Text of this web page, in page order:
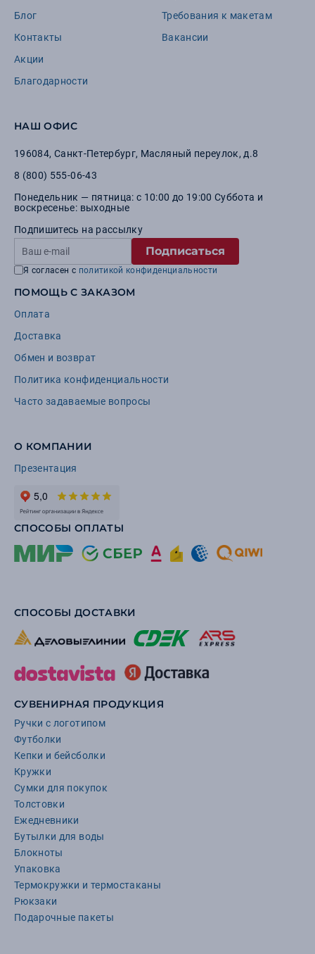
Блог
Контакты
Акции
Благодарности
Требования к макетам
Вакансии
НАШ ОФИС
196084, Санкт-Петербург, Масляный переулок, д.8
8 (800) 555-06-43
Понедельник — пятница: с 10:00 до 19:00 Суббота и
воскресенье: выходные
Подпишитесь на рассылку
Подписаться
Я согласен с политикой конфиденциальности
ПОМОЩЬ С ЗАКАЗОМ
Оплата
Доставка
Обмен и возврат
Политика конфиденциальности
Часто задаваемые вопросы
О КОМПАНИИ
Презентация
СПОСОБЫ ОПЛАТЫ
СПОСОБЫ ДОСТАВКИ
СУВЕНИРНАЯ ПРОДУКЦИЯ
Ручки с логотипом
Футболки
Кепки и бейсболки
Кружки
Сумки для покупок
Толстовки
Ежедневники
Бутылки для воды
Блокноты
Упаковка
Термокружки и термостаканы
Рюкзаки
Подарочные пакеты